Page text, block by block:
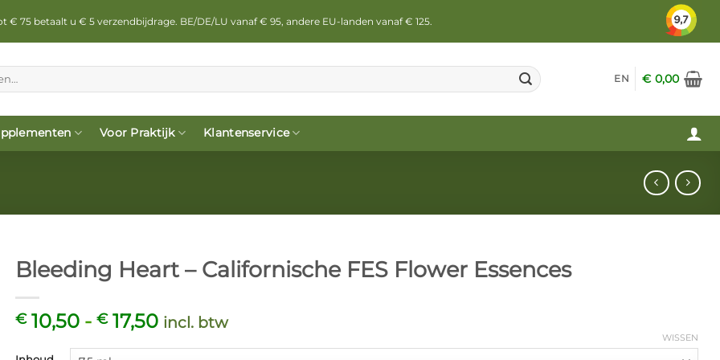
75 betaalt u € 5 verzendbijdrage. BE/DE/LU vanaf € 95, andere EU-landen vanaf € 125.
EN €0,00
Voor Praktijk Klantenservice
Bleeding Heart – Californische FES Flower Essences
€10,50 - €17,50Prijsklasse:
incl. btw
WISSEN